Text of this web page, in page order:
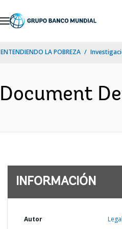
ENTENDIENDO LA POBREZA
Document
INFORMACIÓN
Autor